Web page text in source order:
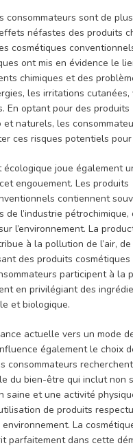
consommateurs sont de
néfastes des produits
cosmétiques
ont mis en évidence le
chimiques et des
les irritations cutanées,
En optant pour des produits
et naturels, les
ces risques potentiels
écologique joue également
engouement. Les produits
contiennent
de l’industrie pétrochimique,
l’environnement. La
à la pollution de l’air, de
des produits
participent à la
en privilégiant des
et biologique.
actuelle vers un mode
également le choix
consommateurs
du bien-être qui inclut non
saine et une activité
de produits
La
parfaitement dans cette